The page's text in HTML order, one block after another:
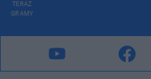
TERAZ
GRAMY